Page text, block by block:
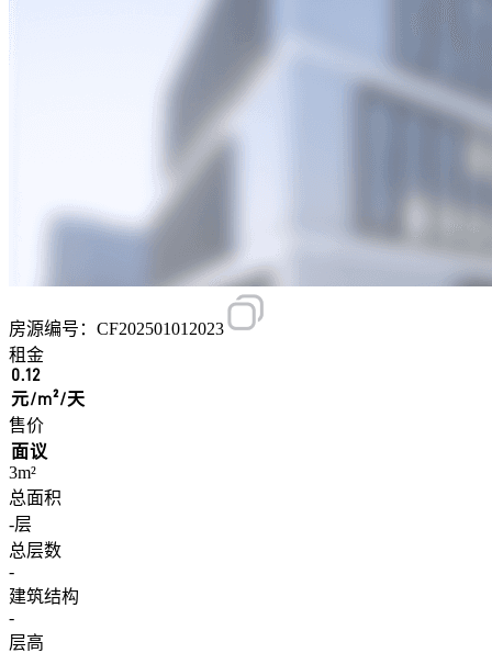
房源编号：CF202501012023
租金
0.12
元/m²/天
售价
面议
3m²
总面积
-层
总层数
-
建筑结构
-
层高